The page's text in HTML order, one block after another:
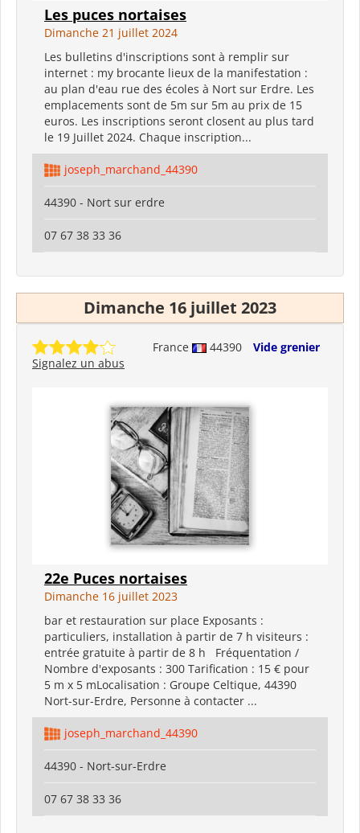
Les puces nortaises
Dimanche 21 juillet 2024
Les bulletins d'inscriptions sont à remplir sur
internet : my brocante lieux de la manifestation :
au plan d'eau rue des écoles à Nort sur Erdre. Les
emplacements sont de 5m sur 5m au prix de 15
euros. Les inscriptions seront closent au plus tard
le 19 Juillet 2024. Chaque inscription...
joseph_marchand_44390
44390 - Nort sur erdre
07 67 38 33 36
Dimanche 16 juillet 2023
France 44390
Vide grenier
Signalez un abus
22e Puces nortaises
Dimanche 16 juillet 2023
bar et restauration sur place Exposants :
particuliers, installation à partir de 7 h visiteurs :
entrée gratuite à partir de 8 h Fréquentation /
Nombre d'exposants : 300 Tarification : 15 € pour
5 m x 5 mLocalisation : Groupe Celtique, 44390
Nort-sur-Erdre, Personne à contacter ...
joseph_marchand_44390
44390 - Nort-sur-Erdre
07 67 38 33 36